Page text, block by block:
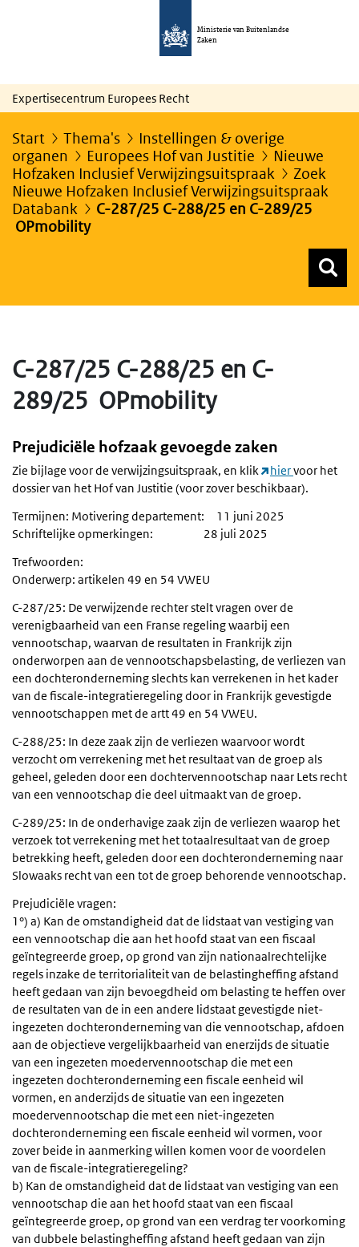
Ministerie van Buitenlandse
Zaken
Expertisecentrum Europees Recht
Start Thema's
Instellingen & overige
organen
Europees Hof van Justitie
Nieuwe
Hofzaken Inclusief Verwijzingsuitspraak
Zoek
Nieuwe Hofzaken Inclusief Verwijzingsuitspraak
Databank
C-287/25 C-288/25 en C-289/25
OPmobility
C-287/25 C-288/25 en C-
289/25 OPmobility
Prejudiciële hofzaak gevoegde zaken
Zie bijlage voor de verwijzingsuitspraak, en klik hiervoor het
dossier van het Hof van Justitie (voor zover beschikbaar).
Termijnen: Motivering departement: 11 juni 2025
Schriftelijke opmerkingen: 28 juli 2025
Trefwoorden:
Onderwerp: artikelen 49 en 54 VWEU
C-287/25: De verwijzende rechter stelt vragen over de
verenigbaarheid van een Franse regeling waarbij een
vennootschap, waarvan de resultaten in Frankrijk zijn
onderworpen aan de vennootschapsbelasting, de verliezen van
een dochteronderneming slechts kan verrekenen in het kader
van de fiscale-integratieregeling door in Frankrijk gevestigde
vennootschappen met de artt 49 en 54 VWEU.
C-288/25: In deze zaak zijn de verliezen waarvoor wordt
verzocht om verrekening met het resultaat van de groep als
geheel, geleden door een dochtervennootschap naar Lets recht
van een vennootschap die deel uitmaakt van de groep.
C-289/25: In de onderhavige zaak zijn de verliezen waarop het
verzoek tot verrekening met het totaalresultaat van de groep
betrekking heeft, geleden door een dochteronderneming naar
Slowaaks recht van een tot de groep behorende vennootschap.
Prejudiciële vragen:
1°) a) Kan de omstandigheid dat de lidstaat van vestiging van
een vennootschap die aan het hoofd staat van een fiscaal
geïntegreerde groep, op grond van zijn nationaalrechtelijke
regels inzake de territorialiteit van de belastingheffing afstand
heeft gedaan van zijn bevoegdheid om belasting te heffen over
de resultaten van de in een andere lidstaat gevestigde niet-
ingezeten dochteronderneming van die vennootschap, afdoen
aan de objectieve vergelijkbaarheid van enerzijds de situatie
van een ingezeten moedervennootschap die met een
ingezeten dochteronderneming een fiscale eenheid wil
vormen, en anderzijds de situatie van een ingezeten
moedervennootschap die met een niet-ingezeten
dochteronderneming een fiscale eenheid wil vormen, voor
zover beide in aanmerking willen komen voor de voordelen
van de fiscale-integratieregeling?
b) Kan de omstandigheid dat de lidstaat van vestiging van een
vennootschap die aan het hoofd staat van een fiscaal
geïntegreerde groep, op grond van een verdrag ter voorkoming
van dubbele belastingheffing afstand heeft gedaan van zijn